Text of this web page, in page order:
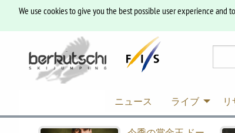
We use cookies to give you the best possible user experience and
ニュース ライブ リ